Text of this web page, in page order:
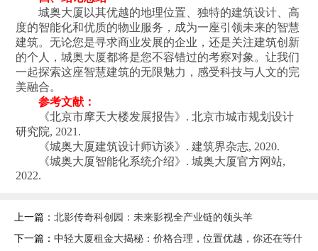
城奥大厦以其优越的地理位置、独特的建筑设计、高
度的智能化和优质的物业服务，成为一座引领未来的智慧
建筑。无论您是寻求商业发展的企业，还是关注建筑创新
的个人，城奥大厦都将是您不容错过的考察对象。让我们
一起探索这座智慧建筑的无限魅力，感受科技与人文的完
美融合。
参考文献：
《北京市摩天大楼发展报告》. 北京市城市规划设计
研究院, 2021.
《城奥大厦建筑设计师访谈》. 建筑界杂志, 2020.
《城奥大厦智能化系统介绍》. 城奥大厦官方网站,
2022.
上一篇： 北影传奇科创园：未来影视全产业链的领头羊
下一篇： 中轻大厦租金大揭秘：价格合理，位置优越，你还在等什